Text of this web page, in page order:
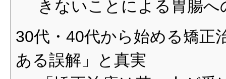
きないことによる胃腸へ
30代・40代から始める矯正
ある誤解」と真実